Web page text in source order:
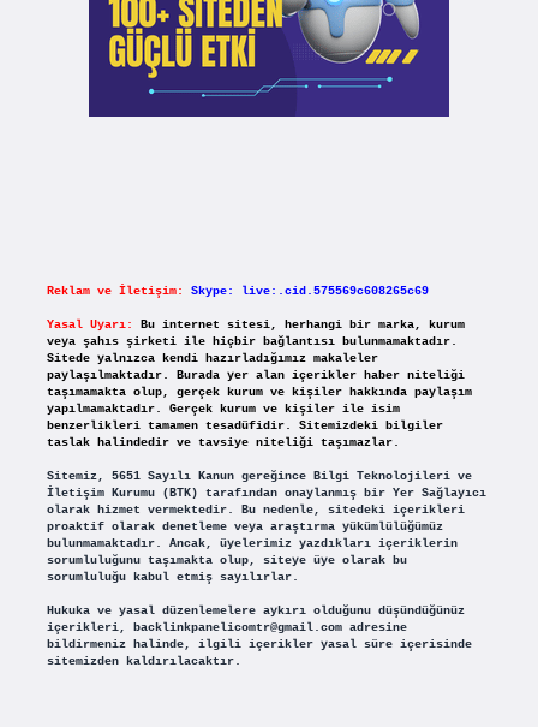
Reklam ve İletişim: Skype: live:.cid.575569c608265c69
Yasal Uyarı:
Bu internet sitesi, herhangi bir marka, kurum
veya şahıs şirketi ile hiçbir bağlantısı bulunmamaktadır.
Sitede yalnızca kendi hazırladığımız makaleler
paylaşılmaktadır. Burada yer alan içerikler haber niteliği
taşımamakta olup, gerçek kurum ve kişiler hakkında paylaşım
yapılmamaktadır. Gerçek kurum ve kişiler ile isim
benzerlikleri tamamen tesadüfidir. Sitemizdeki bilgiler
taslak halindedir ve tavsiye niteliği taşımazlar.
Sitemiz, 5651 Sayılı Kanun gereğince Bilgi Teknolojileri ve
İletişim Kurumu (BTK) tarafından onaylanmış bir Yer Sağlayıcı
olarak hizmet vermektedir. Bu nedenle, sitedeki içerikleri
proaktif olarak denetleme veya araştırma yükümlülüğümüz
bulunmamaktadır. Ancak, üyelerimiz yazdıkları içeriklerin
sorumluluğunu taşımakta olup, siteye üye olarak bu
sorumluluğu kabul etmiş sayılırlar.
Hukuka ve yasal düzenlemelere aykırı olduğunu düşündüğünüz
içerikleri, backlinkpanelicomtr@gmail.comadresine
bildirmeniz halinde, ilgili içerikler yasal süre içerisinde
sitemizden kaldırılacaktır.